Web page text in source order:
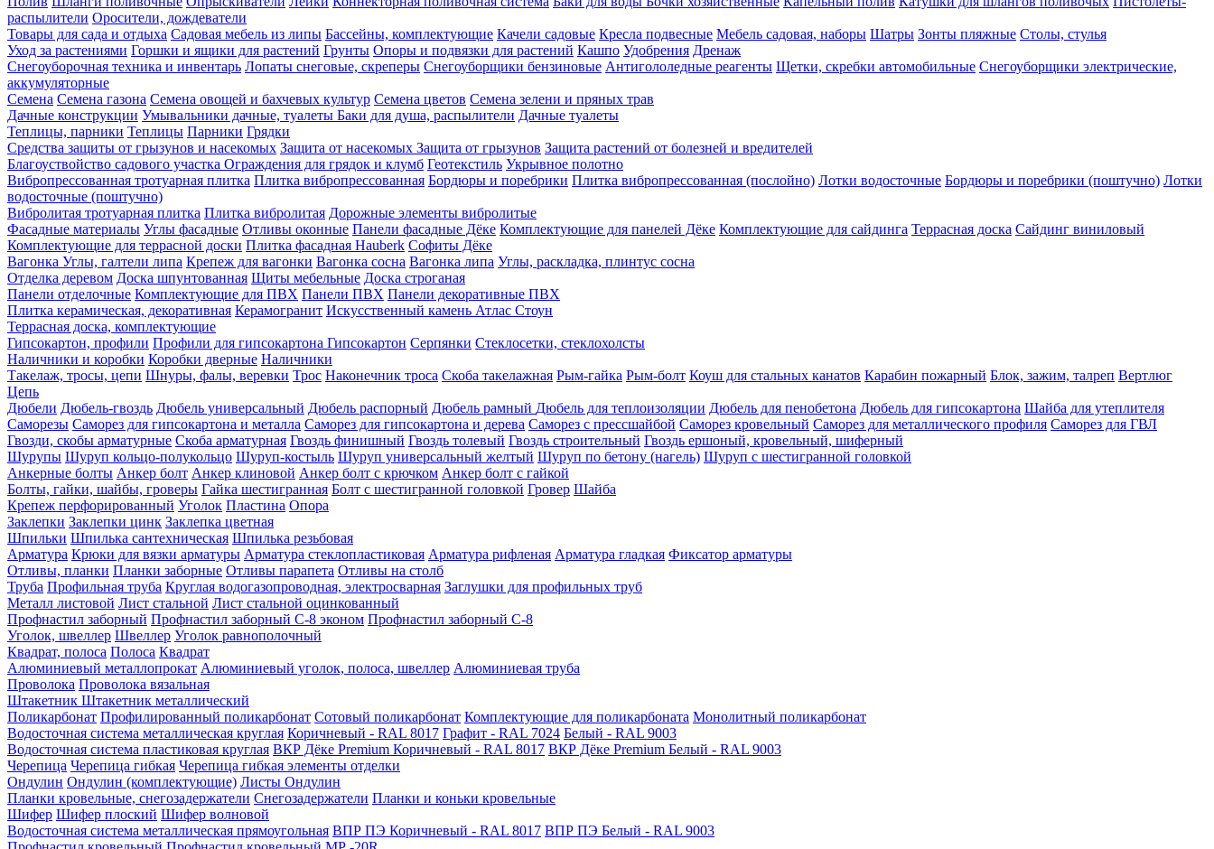
распылители Оросители, дождеватели
Товары для сада и отдыха Садовая мебель из липы Бассейны, комплектующие Качели садовые Кресла подвесные Мебель садовая, наборы Шатры Зонты пляжные Столы, стулья
Уход за растениями Горшки и ящики для растений Грунты Опоры и подвязки для растений Кашпо Удобрения Дренаж
Снегоуборочная техника и инвентарь Лопаты снеговые, скреперы Снегоуборщики бензиновые Антигололедные реагенты Щетки, скребки автомобильные Снегоуборщики электрические,
аккумуляторные
Семена Семена газона Семена овощей и бахчевых культур Семена цветов Семена зелени и пряных трав
Дачные конструкции Умывальники дачные, туалеты Баки для душа, распылители Дачные туалеты
Теплицы, парники Теплицы Парники Грядки
Средства защиты от грызунов и насекомых Защита от насекомых Защита от грызунов Защита растений от болезней и вредителей
Благоуствойство садового участка Ограждения для грядок и клумб Геотекстиль Укрывное полотно
Вибропрессованная тротуарная плитка Плитка вибропрессованная Бордюры и поребрики Плитка вибропрессованная (послойно) Лотки водосточные Бордюры и поребрики (поштучно) Лотки
водосточные (поштучно)
Вибролитая тротуарная плитка Плитка вибролитая Дорожные элементы вибролитые
Фасадные материалы Углы фасадные Отливы оконные Панели фасадные Дёке Комплектующие для панелей Дёке Комплектующие для сайдинга Террасная доска Сайдинг виниловый
Комплектующие для террасной доски Плитка фасадная Hauberk Софиты Дёке
Вагонка Углы, галтели липа Крепеж для вагонки Вагонка сосна Вагонка липа Углы, раскладка, плинтус сосна
Отделка деревом Доска шпунтованная Щиты мебельные Доска строганая
Панели отделочные Комплектующие для ПВХ Панели ПВХ Панели декоративные ПВХ
Плитка керамическая, декоративная Керамогранит Искусственный камень Атлас Стоун
Террасная доска, комплектующие
Гипсокартон, профили Профили для гипсокартона Гипсокартон Серпянки Стеклосетки, стеклохолсты
Наличники и коробки Коробки дверные Наличники
Такелаж, тросы, цепи Шнуры, фалы, веревки Трос Наконечник троса Скоба такелажная Рым-гайка Рым-болт Коуш для стальных канатов Карабин пожарный Блок, зажим, талреп Вертлюг
Цепь
Дюбели Дюбель-гвоздь Дюбель универсальный Дюбель распорный Дюбель рамный Дюбель для теплоизоляции Дюбель для пенобетона Дюбель для гипсокартона Шайба для утеплителя
Саморезы Саморез для гипсокартона и металла Саморез для гипсокартона и дерева Саморез с прессшайбой Саморез кровельный Саморез для металлического профиля Саморез для ГВЛ
Гвозди, скобы арматурные Скоба арматурная Гвоздь финишный Гвоздь толевый Гвоздь строительный Гвоздь ершоный, кровельный, шиферный
Шурупы Шуруп кольцо-полукольцо Шуруп-костыль Шуруп универсальный желтый Шуруп по бетону (нагель) Шуруп с шестигранной головкой
Анкерные болты Анкер болт Анкер клиновой Анкер болт с крючком Анкер болт с гайкой
Болты, гайки, шайбы, гроверы Гайка шестигранная Болт c шестигранной головкой Гровер Шайба
Крепеж перфорированный Уголок Пластина Опора
Заклепки Заклепки цинк Заклепка цветная
Шпильки Шпилька сантехническая Шпилька резьбовая
Арматура Крюки для вязки арматуры Арматура стеклопластиковая Арматура рифленая Арматура гладкая Фиксатор арматуры
Отливы, планки Планки заборные Отливы парапета Отливы на столб
Труба Профильная труба Круглая водогазопроводная, электросварная Заглушки для профильных труб
Металл листовой Лист стальной Лист стальной оцинкованный
Профнастил заборный Профнастил заборный С-8 эконом Профнастил заборный С-8
Уголок, швеллер Швеллер Уголок равнополочный
Квадрат, полоса Полоса Квадрат
Алюминиевый металлопрокат Алюминиевый уголок, полоса, швеллер Алюминиевая труба
Проволока Проволока вязальная
Штакетник Штакетник металлический
Поликарбонат Профилированный поликарбонат Сотовый поликарбонат Комплектующие для поликарбоната Монолитный поликарбонат
Водосточная система металлическая круглая Коричневый - RAL 8017 Графит - RAL 7024 Белый - RAL 9003
Водосточная система пластиковая круглая ВКР Дёке Premium Коричневый - RAL 8017 ВКР Дёке Premium Белый - RAL 9003
Черепица Черепица гибкая Черепица гибкая элементы отделки
Ондулин Ондулин (комплектующие) Листы Ондулин
Планки кровельные, снегозадержатели Снегозадержатели Планки и коньки кровельные
Шифер Шифер плоский Шифер волновой
Водосточная система металлическая прямоугольная ВПР ПЭ Коричневый - RAL 8017 ВПР ПЭ Белый - RAL 9003